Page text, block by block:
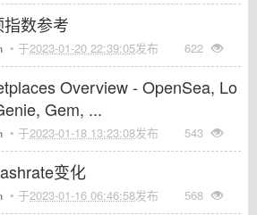
数参考
• 于2023-01-20 22:39:05发布 622
Overview - OpenSea, Lo
Gem, ...
• 于2023-01-18 13:23:08发布 543
变化
• 于2023-01-16 06:46:58发布 568